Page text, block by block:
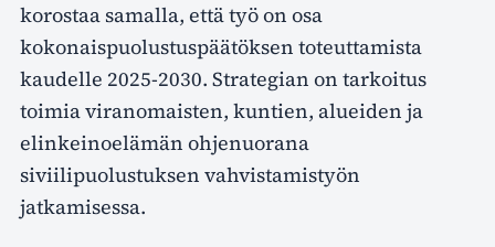
korostaa samalla, että työ on osa
kokonaispuolustuspäätöksen toteuttamista
kaudelle 2025-2030. Strategian on tarkoitus
toimia viranomaisten, kuntien, alueiden ja
elinkeinoelämän ohjenuorana
siviilipuolustuksen vahvistamistyön
jatkamisessa.